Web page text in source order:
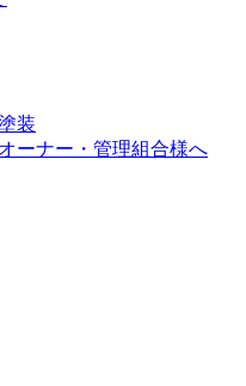
装
ーナー・管理組合様へ